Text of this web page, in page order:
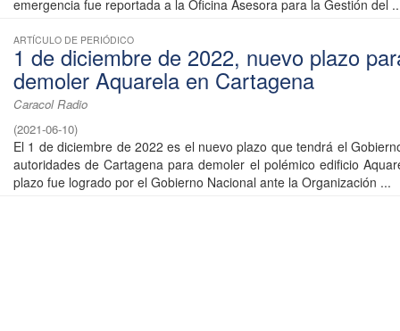
emergencia fue reportada a la Oficina Asesora para la Gestión del
ARTÍCULO DE PERIÓDICO
1 de diciembre de 2022, nuevo plazo
demoler Aquarela en Cartagena
Caracol Radio
(2021-06-10)
El 1 de diciembre de 2022 es el nuevo plazo que tendrá el
autoridades de Cartagena para demoler el polémico edificio
plazo fue logrado por el Gobierno Nacional ante la Organización ...